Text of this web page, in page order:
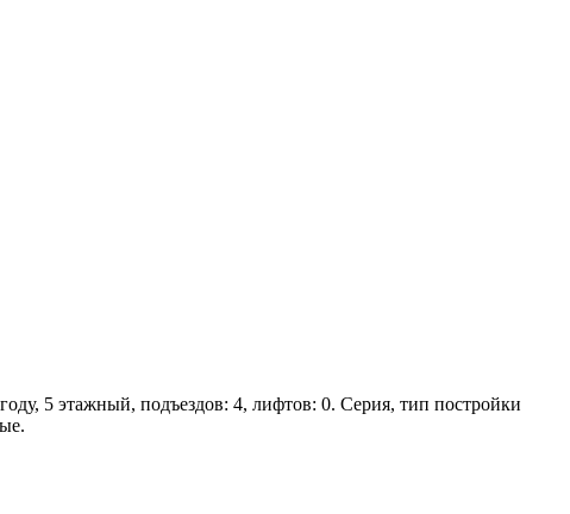
5 этажный, подъездов: 4, лифтов: 0. Серия, тип постройки